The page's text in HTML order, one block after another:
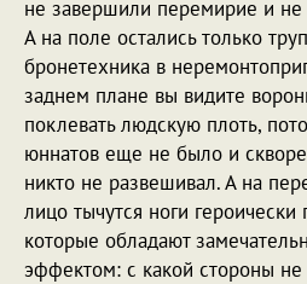
не завершили перемирие и не
А на поле остались только
бронетехника в
заднем плане вы видите
поклевать людскую плоть,
юннатов еще не было и
никто не развешивал. А на
лицо тычутся ноги героически
которые обладают
эффектом: с какой стороны не